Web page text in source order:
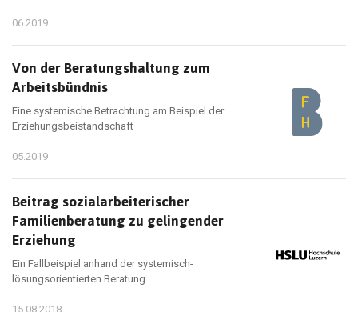
06.2019
Von der Beratungshaltung zum
Arbeitsbündnis
Eine systemische Betrachtung am Beispiel der
Erziehungsbeistandschaft
05.2019
Beitrag sozialarbeiterischer
Familienberatung zu gelingender
Erziehung
Ein Fallbeispiel anhand der systemisch-
lösungsorientierten Beratung
15.08.2018